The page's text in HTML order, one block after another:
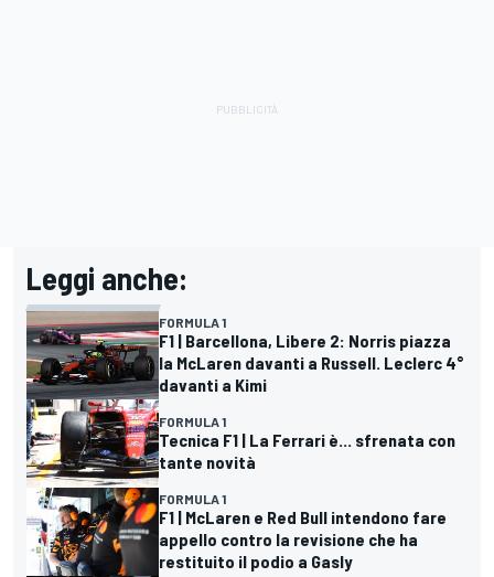
Leggi anche:
FORMULA 1
F1 | Barcellona, Libere 2: Norris piazza
la McLaren davanti a Russell. Leclerc 4°
davanti a Kimi
FORMULA 1
Tecnica F1 | La Ferrari è... sfrenata con
tante novità
FORMULA 1
F1 | McLaren e Red Bull intendono fare
appello contro la revisione che ha
restituito il podio a Gasly